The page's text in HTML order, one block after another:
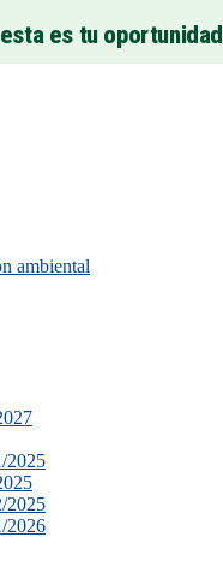
es tu oportunidad
ambiental
2025
2025
2026